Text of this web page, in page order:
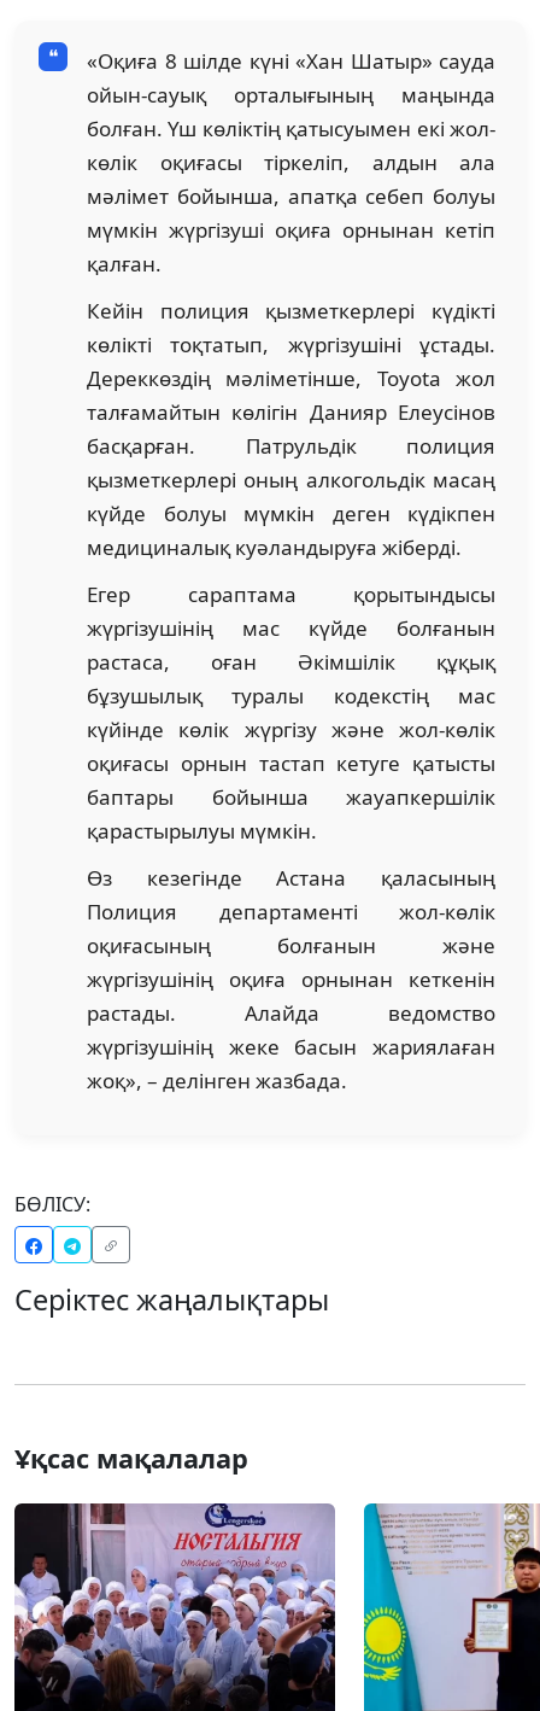
«Оқиға 8 шілде күні «Хан Шатыр» сауда
ойын-сауық орталығының маңында
болған. Үш көліктің қатысуымен екі жол-
көлік оқиғасы тіркеліп, алдын ала
мәлімет бойынша, апатқа себеп болуы
мүмкін жүргізуші оқиға орнынан кетіп
қалған.
Кейін полиция қызметкерлері күдікті
көлікті тоқтатып, жүргізушіні ұстады.
Дереккөздің мәліметінше, Toyota жол
талғамайтын көлігін Данияр Елеусінов
басқарған. Патрульдік полиция
қызметкерлері оның алкогольдік масаң
күйде болуы мүмкін деген күдікпен
медициналық куәландыруға жіберді.
Егер сараптама қорытындысы
жүргізушінің мас күйде болғанын
растаса, оған Әкімшілік құқық
бұзушылық туралы кодекстің мас
күйінде көлік жүргізу және жол-көлік
оқиғасы орнын тастап кетуге қатысты
баптары бойынша жауапкершілік
қарастырылуы мүмкін.
Өз кезегінде Астана қаласының
Полиция департаменті жол-көлік
оқиғасының болғанын және
жүргізушінің оқиға орнынан кеткенін
растады. Алайда ведомство
жүргізушінің жеке басын жариялаған
жоқ», – делінген жазбада.
БӨЛІСУ:
Серіктес жаңалықтары
Ұқсас мақалалар